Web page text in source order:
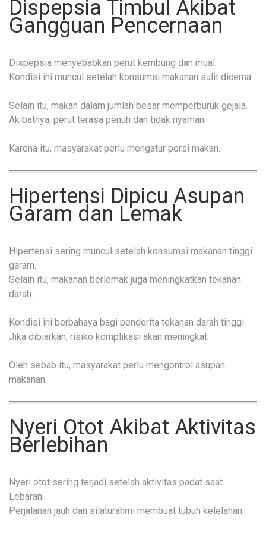
Dispepsia Timbul Akibat
Gangguan Pencernaan
Dispepsia menyebabkan perut kembung dan mual.
Kondisi ini muncul setelah konsumsi makanan sulit dicerna.
Selain itu, makan dalam jumlah besar memperburuk gejala.
Akibatnya, perut terasa penuh dan tidak nyaman.
Karena itu, masyarakat perlu mengatur porsi makan.
Hipertensi Dipicu Asupan
Garam dan Lemak
Hipertensi sering muncul setelah konsumsi makanan tinggi
garam.
Selain itu, makanan berlemak juga meningkatkan tekanan
darah.
Kondisi ini berbahaya bagi penderita tekanan darah tinggi.
Jika dibiarkan, risiko komplikasi akan meningkat.
Oleh sebab itu, masyarakat perlu mengontrol asupan
makanan.
Nyeri Otot Akibat Aktivitas
Berlebihan
Nyeri otot sering terjadi setelah aktivitas padat saat
Lebaran.
Perjalanan jauh dan silaturahmi membuat tubuh kelelahan.